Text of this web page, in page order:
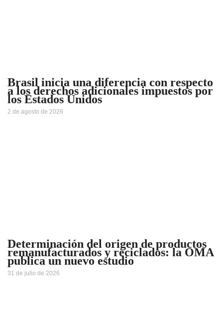
Brasil inicia una diferencia con respecto
a los derechos adicionales impuestos por
los Estados Unidos
2 de agosto de 2026
Determinación del origen de productos
remanufacturados y reciclados: la OMA
publica un nuevo estudio
31 de julio de 2026